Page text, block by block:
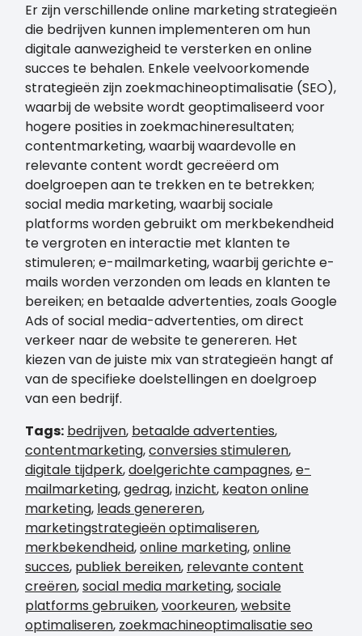
Er zijn verschillende online marketing strategieën
die bedrijven kunnen implementeren om hun
digitale aanwezigheid te versterken en online
succes te behalen. Enkele veelvoorkomende
strategieën zijn zoekmachineoptimalisatie (SEO),
waarbij de website wordt geoptimaliseerd voor
hogere posities in zoekmachineresultaten;
contentmarketing, waarbij waardevolle en
relevante content wordt gecreëerd om
doelgroepen aan te trekken en te betrekken;
social media marketing, waarbij sociale
platforms worden gebruikt om merkbekendheid
te vergroten en interactie met klanten te
stimuleren; e-mailmarketing, waarbij gerichte e-
mails worden verzonden om leads en klanten te
bereiken; en betaalde advertenties, zoals Google
Ads of social media-advertenties, om direct
verkeer naar de website te genereren. Het
kiezen van de juiste mix van strategieën hangt af
van de specifieke doelstellingen en doelgroep
van een bedrijf.
Tags: bedrijven, betaalde advertenties,
contentmarketing,conversies stimuleren,
digitale tijdperk,doelgerichte campagnes,e-
mailmarketing,gedrag,inzicht, keaton online
marketing, leads genereren,
marketingstrategieën optimaliseren,
merkbekendheid,online marketing,online
succes, publiek bereiken, relevante content
creëren,social media marketing,sociale
platforms gebruiken,voorkeuren,website
optimaliseren, zoekmachineoptimalisatie seo